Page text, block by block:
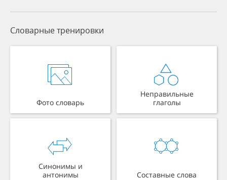
Словарные тренировки
Фото словарь
Неправильные
глаголы
Синонимы и
антонимы
Составные слова